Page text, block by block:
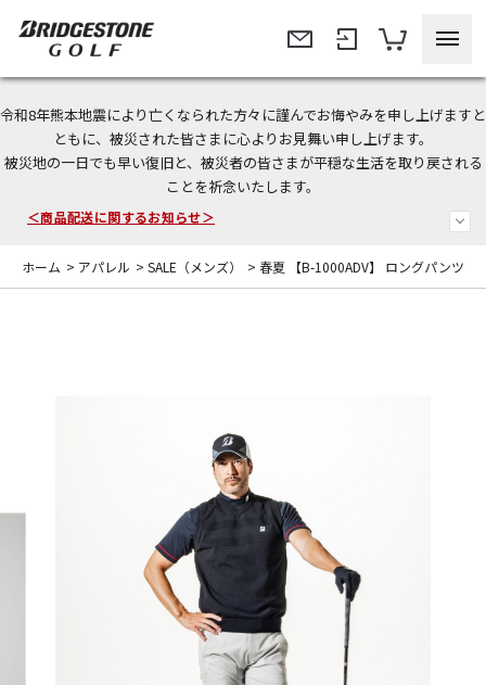
令和8年熊本地震により亡くなられた方々に謹んでお悔やみを申し上げますと
ともに、被災された皆さまに心よりお見舞い申し上げます。
被災地の一日でも早い復旧と、被災者の皆さまが平穏な生活を取り戻される
ことを祈念いたします。
今なら新規会員登録で1,000円OFFクーポンプレゼント！
＜商品配送に関するお知らせ＞
＜夏季休暇中のご注文・発送・お問い合わせ＞
ホーム > アパレル > SALE（メンズ） > 春夏 【B-1000ADV】 ロングパンツ